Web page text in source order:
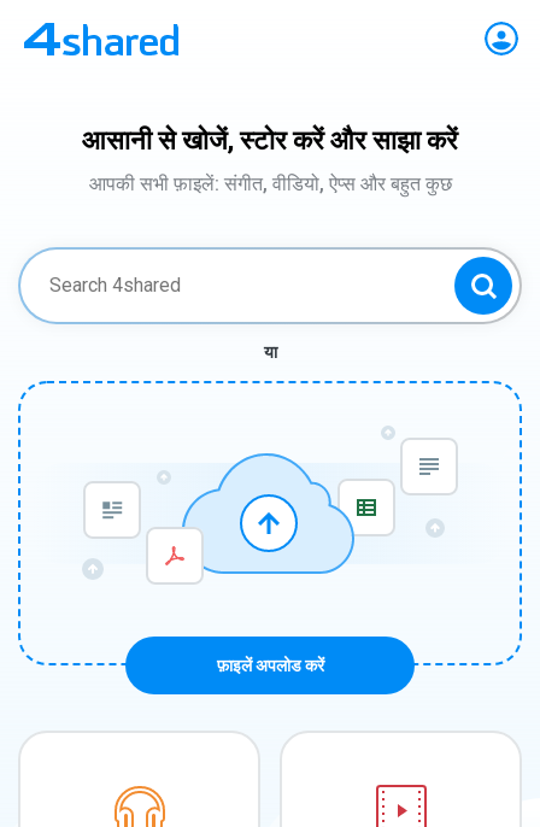
आसानी से खोजें, स्टोर करें और साझा करें
आपकी सभी फ़ाइलें: संगीत, वीडियो, ऐप्स और बहुत कुछ
या
फ़ाइलें अपलोड करें